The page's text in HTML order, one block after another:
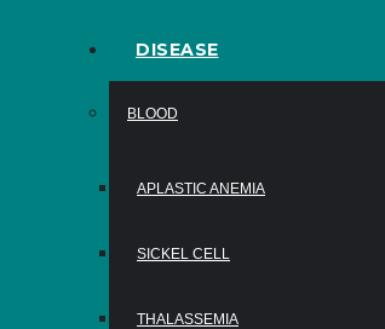
DISEASE
BLOOD
APLASTIC ANEMIA
SICKEL CELL
THALASSEMIA